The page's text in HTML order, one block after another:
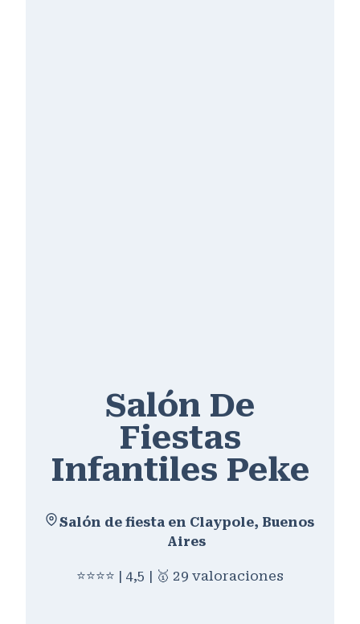
Salón De
Fiestas
Infantiles Peke
Salón de fiesta en Claypole, Buenos
Aires
⭐⭐⭐⭐ | 4,5 | 🥇 29 valoraciones